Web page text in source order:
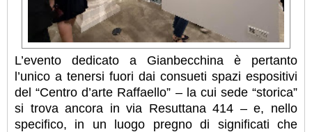
L’evento dedicato a Gianbecchina è pertanto
l’unico a tenersi fuori dai consueti spazi espositivi
del “Centro d’arte Raffaello” – la cui sede “storica”
si trova ancora in via Resuttana 414 – e, nello
specifico, in un luogo pregno di significati che